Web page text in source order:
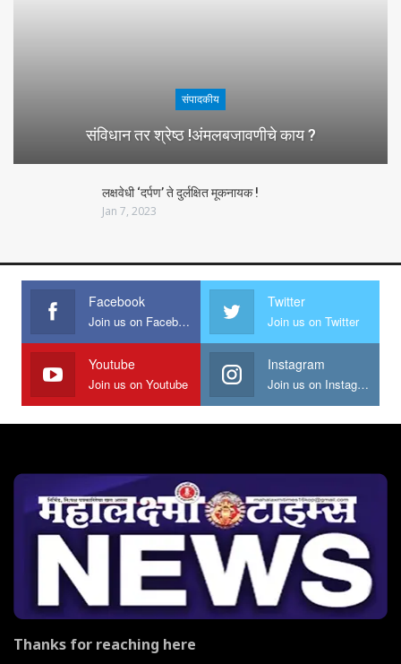
संपादकीय
संविधान तर श्रेष्ठ !अंमलबजावणीचे काय ?
लक्षवेधी ‘दर्पण’ ते दुर्लक्षित मूकनायक !
Jan 7, 2023
Facebook
Join us on Facebook
Twitter
Join us on Twitter
Youtube
Join us on Youtube
Instagram
Join us on Instagram
Thanks for reaching here